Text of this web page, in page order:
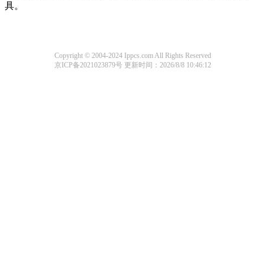
具。
Copyright © 2004-2024 Ippcs.com All Rights Reserved
京ICP备2021023879号 更新时间：2026/8/8 10:46:12